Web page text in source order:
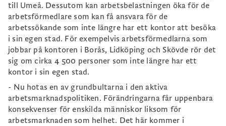
till Umeå. Dessutom kan arbetsbelastningen öka för de
arbetsförmedlare som kan få ansvara för de
arbetssökande som inte längre har ett kontor att besöka
i sin egen stad. För exempelvis arbetsförmedlarna som
jobbar på kontoren i Borås, Lidköping och Skövde rör det
sig om cirka 4 500 personer som inte längre har ett
kontor i sin egen stad.
- Nu hotas en av grundbultarna i den aktiva
arbetsmarknadspolitiken. Förändringarna får uppenbara
konsekvenser för enskilda människor liksom för
arbetsmarknaden som helhet. Det här kommer i